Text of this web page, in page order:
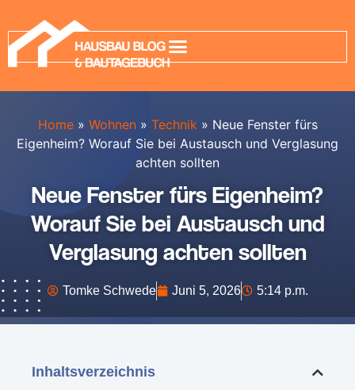
Home » Wohnen » Technik » Neue Fenster fürs
Eigenheim? Worauf Sie bei Austausch und Verglasung
achten sollten
Neue Fenster fürs Eigenheim?
Worauf Sie bei Austausch und
Verglasung achten sollten
Tomke Schwede Juni 5, 2026 5:14 p.m.
Inhaltsverzeichnis